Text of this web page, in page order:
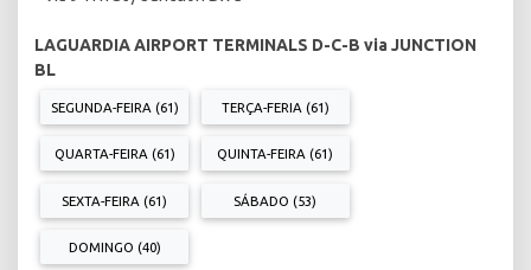
LAGUARDIA AIRPORT TERMINALS D-C-B via JUNCTION
BL
SEGUNDA-FEIRA (61) TERÇA-FERIA (61)
QUARTA-FEIRA (61) QUINTA-FEIRA (61)
SEXTA-FEIRA (61) SÁBADO (53)
DOMINGO (40)